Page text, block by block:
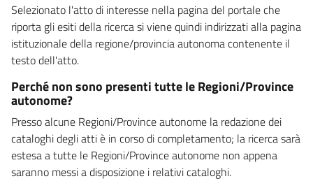
Selezionato l'atto di interesse nella pagina del portale che
riporta gli esiti della ricerca si viene quindi indirizzati alla pagina
istituzionale della regione/provincia autonoma contenente il
testo dell'atto.
Perché non sono presenti tutte le Regioni/Province
autonome?
Presso alcune Regioni/Province autonome la redazione dei
cataloghi degli atti è in corso di completamento; la ricerca sarà
estesa a tutte le Regioni/Province autonome non appena
saranno messi a disposizione i relativi cataloghi.